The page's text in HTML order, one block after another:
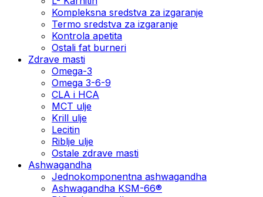
Kompleksna sredstva za izgaranje
Termo sredstva za izgaranje
Kontrola apetita
Ostali fat burneri
Zdrave masti
Omega-3
Omega 3-6-9
CLA i HCA
MCT ulje
Krill ulje
Lecitin
Riblje ulje
Ostale zdrave masti
Ashwagandha
Jednokomponentna ashwagandha
Ashwagandha KSM-66®